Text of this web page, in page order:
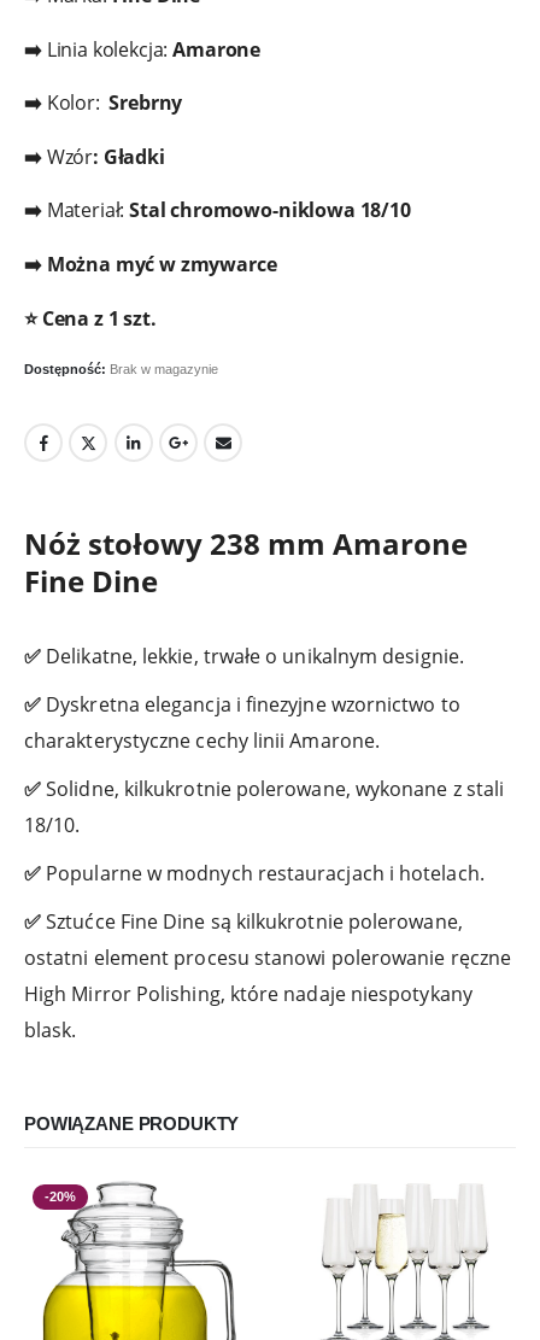
➡️ Linia kolekcja:Amarone
➡️ Kolor:Srebrny
➡️Wzór: Gładki
➡️ Materiał:Stal chromowo-niklowa 18/10
➡️ Można myć w zmywarce
⭐ Cena z 1 szt.
Dostępność: Brak w magazynie
Nóż stołowy 238 mm Amarone
Fine Dine
✅ Delikatne, lekkie, trwałe o unikalnym designie.
✅ Dyskretna elegancja i finezyjne wzornictwo to
charakterystyczne cechy linii Amarone.
✅Solidne, kilkukrotnie polerowane, wykonane z stali
18/10.
✅ Popularne w modnych restauracjach i hotelach.
✅Sztućce Fine Dine są kilkukrotnie polerowane,
ostatni element procesu stanowi polerowanie ręczne
High Mirror Polishing, które nadaje niespotykany
blask.
POWIĄZANE PRODUKTY
-20%